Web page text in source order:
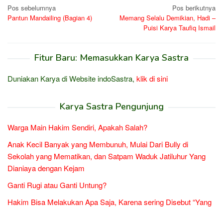
Navigasi
pos
Pos sebelumnya
Pantun Mandailing (Bagian 4)
Pos berikutnya
Memang Selalu Demikian, Hadi –
Puisi Karya Taufiq Ismail
Fitur Baru: Memasukkan Karya Sastra
Duniakan Karya di Website indoSastra, klik di sini
Karya Sastra Pengunjung
Warga Main Hakim Sendiri, Apakah Salah?
Anak Kecil Banyak yang Membunuh, Mulai Dari Bully di
Sekolah yang Mematikan, dan Satpam Waduk Jatiluhur Yang
Dianiaya dengan Kejam
Ganti Rugi atau Ganti Untung?
Hakim Bisa Melakukan Apa Saja, Karena sering Disebut “Yang